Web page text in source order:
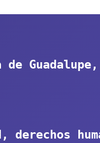
de Guadalupe,
derechos